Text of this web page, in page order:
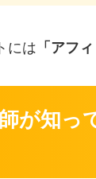
には 「アフ
が知っ